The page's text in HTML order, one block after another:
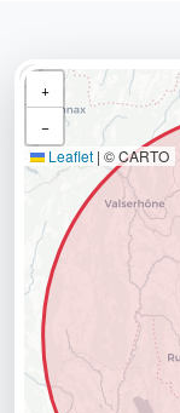
+
−
Leaflet | © CARTO